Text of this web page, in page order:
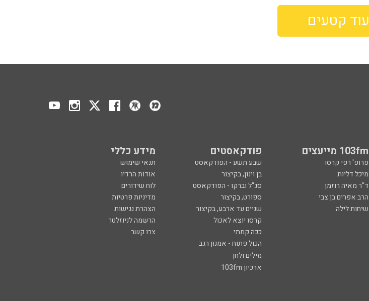
עוד קטעים
103fm מייעצים פודקאסטים מידע כללי
פרופ' רפי קרסו שבע תשע - הפודקאסט
תנאי שימוש
מיכל דליות בן וינון, בקיצור
אודות הרדיו
ד"ר מאיה רוזמן סג"ל וברקו - הפודקאסט
לוח שידורים
הרב אפרים בן צבי ספורט, בקיצור
מדיניות פרטיות
שיחות לילה שניים עד ארבע, בקיצור
הצהרת נגישות
קרסו יוצא לאכול
הרשמה לניוזלטר
ככה קמתי
צרו קשר
הכול פתוח - אמנון רגב
מילים ולחן
ארכיון 103fm